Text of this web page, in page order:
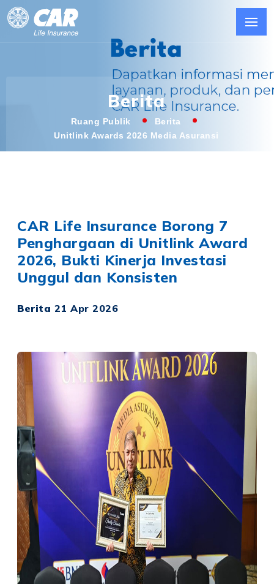
Berita
Ruang Publik
Berita
Unitlink Awards 2026 Media Asuransi
CAR Life Insurance Borong 7
Penghargaan di Unitlink Award
2026, Bukti Kinerja Investasi
Unggul dan Konsisten
Berita 21 Apr 2026